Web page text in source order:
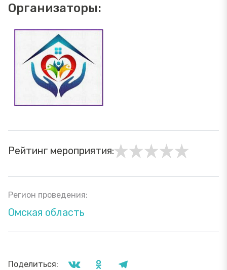
Организаторы:
Рейтинг мероприятия:
Регион проведения:
Омская область
Поделиться: